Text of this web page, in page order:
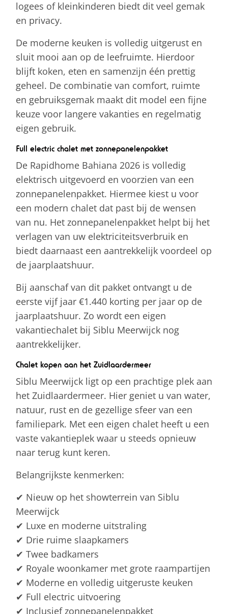
logees of kleinkinderen biedt dit veel gemak
en privacy.
De moderne keuken is volledig uitgerust en
sluit mooi aan op de leefruimte. Hierdoor
blijft koken, eten en samenzijn één prettig
geheel. De combinatie van comfort, ruimte
en gebruiksgemak maakt dit model een fijne
keuze voor langere vakanties en regelmatig
eigen gebruik.
Full electric chalet met zonnepanelenpakket
De Rapidhome Bahiana 2026 is volledig
elektrisch uitgevoerd en voorzien van een
zonnepanelenpakket. Hiermee kiest u voor
een modern chalet dat past bij de wensen
van nu. Het zonnepanelenpakket helpt bij het
verlagen van uw elektriciteitsverbruik en
biedt daarnaast een aantrekkelijk voordeel op
de jaarplaatshuur.
Bij aanschaf van dit pakket ontvangt u de
eerste vijf jaar €1.440 korting per jaar op de
jaarplaatshuur. Zo wordt een eigen
vakantiechalet bij Siblu Meerwijck nog
aantrekkelijker.
Chalet kopen aan het Zuidlaardermeer
Siblu Meerwijck ligt op een prachtige plek aan
het Zuidlaardermeer. Hier geniet u van water,
natuur, rust en de gezellige sfeer van een
familiepark. Met een eigen chalet heeft u een
vaste vakantieplek waar u steeds opnieuw
naar terug kunt keren.
Belangrijkste kenmerken:
✔ Nieuw op het showterrein van Siblu
Meerwijck
✔ Luxe en moderne uitstraling
✔ Drie ruime slaapkamers
✔ Twee badkamers
✔ Royale woonkamer met grote raampartijen
✔ Moderne en volledig uitgeruste keuken
✔ Full electric uitvoering
✔ Inclusief zonnepanelenpakket